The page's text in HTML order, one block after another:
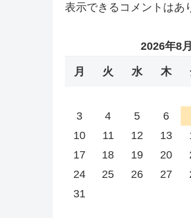
表示できるコメントはあ
2026年8月
月 火 水 木
3
4 5 6
10
11 12 13
17
18 19 20
24
25 26 27
31